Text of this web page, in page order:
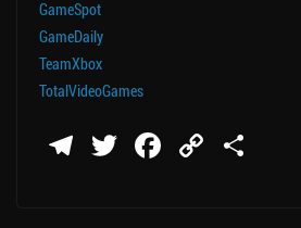
GameSpot
GameDaily
TeamXbox
TotalVideoGames
Te
T
Fa
C